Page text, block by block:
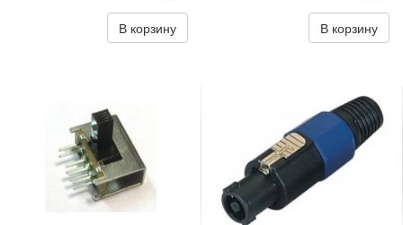
В корзину В корзину